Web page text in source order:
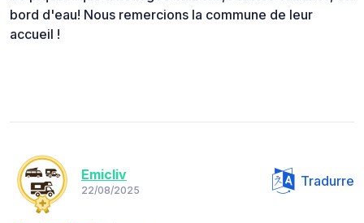
bord d'eau! Nous remercions la commune de leur
accueil !
Emicliv
22/08/2025
Tradurre